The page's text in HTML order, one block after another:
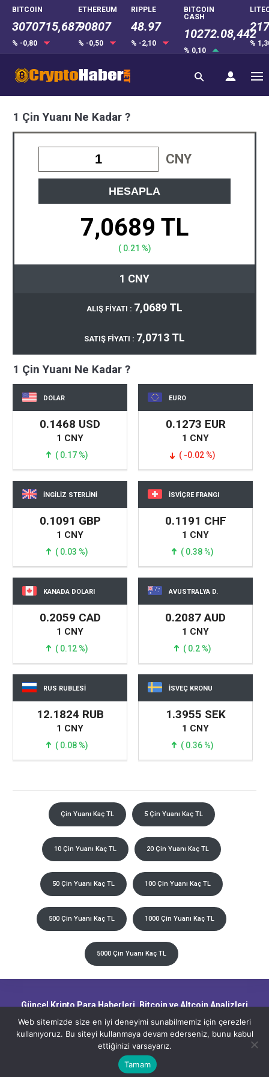
BITCOIN
3070715,687
% -0,80
ETHEREUM
90807
% -0,50
RIPPLE
48.97
% -2,10
BITCOIN
CASH
10272.08,442
% 0,10
%
1 Çin Yuanı Ne Kadar ?
CNY
HESAPLA
7,0689 TL
( 0.21 %)
1 CNY
ALIŞ FİYATI : 7,0689 TL
SATIŞ FİYATI : 7,0713 TL
1 Çin Yuanı Ne Kadar ?
DOLAR
0.1468 USD
1 CNY
( 0.17 %)
EURO
0.1273 EUR
1 CNY
( -0.02 %)
İNGİLİZ STERLİNİ
0.1091 GBP
1 CNY
( 0.03 %)
İSVİÇRE FRANGI
0.1191 CHF
1 CNY
( 0.38 %)
KANADA DOLARI
0.2059 CAD
1 CNY
( 0.12 %)
AVUSTRALYA D.
0.2087 AUD
1 CNY
( 0.2 %)
RUS RUBLESİ
12.1824 RUB
1 CNY
( 0.08 %)
İSVEÇ KRONU
1.3955 SEK
1 CNY
( 0.36 %)
Çin Yuanı Kaç TL 5 Çin Yuanı Kaç TL
10 Çin Yuanı Kaç TL 20 Çin Yuanı Kaç TL
50 Çin Yuanı Kaç TL 100 Çin Yuanı Kaç TL
500 Çin Yuanı Kaç TL 1000 Çin Yuanı Kaç TL
5000 Çin Yuanı Kaç TL
Güncel Kripto Para Haberleri, Bitcoin ve Altcoin Analizleri,
Blockchain Gelişmeleri ve Piyasa Trendleri
CryptoHaber.net - Güncel Kripto Para Haberleri, Bitcoin ve Altcoin
Analizleri, Blockchain Gelişmeleri ve Piyasa Trendleri
Web sitemizde size en iyi deneyimi sunabilmemiz için çerezleri
kullanıyoruz. Bu siteyi kullanmaya devam ederseniz, bunu kabul
ettiğinizi varsayarız.
Tamam